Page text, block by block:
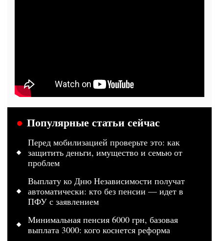
Популярные статьи сейчас
Перед мобилизацией проверьте это: как
защитить деньги, имущество и семью от
проблем
Выплату ко Дню Независимости получат
автоматически: кто без пенсии — идет в
ПФУ с заявлением
Минимальная пенсия 6000 грн, базовая
выплата 3000: кого коснется реформа